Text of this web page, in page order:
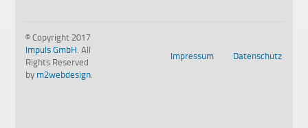
© Copyright 2017
Impuls GmbH. All
Rights Reserved
by m2webdesign.
Impressum Datenschutz